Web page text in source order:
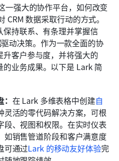
一强大的协作平台，如何改变
CRM 数据采取行动的方式。
保持联系、有条理并掌握信
动决策。作为一款全面的协
客户参与度，并将强大的
的业务成果。以下是 Lark 简
在 Lark 多维表格中创建自
灵活的零代码解决方案，可根
段、视图和权限。在实时仪表
如销售管道阶段和客户满意度
可通过Lark 的移动友好体验完